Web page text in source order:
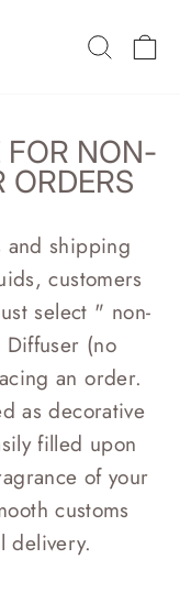
CERCA
FOR NON-
ORDERS
and shipping
customers
select " non-
Diffuser (no
an order.
as decorative
filled upon
of your
customs
delivery.